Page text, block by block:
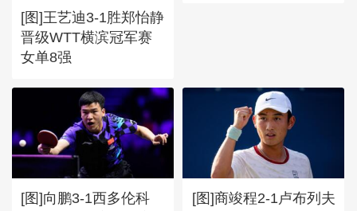
[图]王艺迪3-1胜郑怡静
晋级WTT横滨冠军赛
女单8强
[图]向鹏3-1西多伦科
[图]商竣程2-1卢布列夫